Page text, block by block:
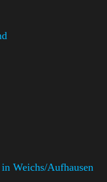
Weichs/Aufhausen